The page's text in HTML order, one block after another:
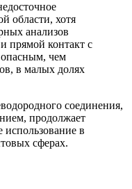
области, хотя
анализов
прямой контакт с
опасным, чем
в малых долях
соединения,
продолжает
использование в
сферах.